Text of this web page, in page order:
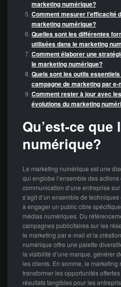
marketing numérique?
Comment mesurer l’efficacité
marketing numérique?
Quelles sont les différentes
utilisées dans le marketing
Comment élaborer une
le marketing numérique?
Quels sont les outils
campagne de marketing par
Comment rester à jour avec
évolutions du marketing
Qu’est-ce
numérique?
Le marketing numérique est une
qui englobe l’ensemble des
communication d’une entreprise
s’agit d’un ensemble de
à engager un public cible
médias numériques. Du
campagnes publicitaires sur les
le marketing par e-mail et la
numérique offre une palette
la visibilité d’une marque, générer
les clients. En somme, le marketing
transformer les opportunités
résultats tangibles pour les